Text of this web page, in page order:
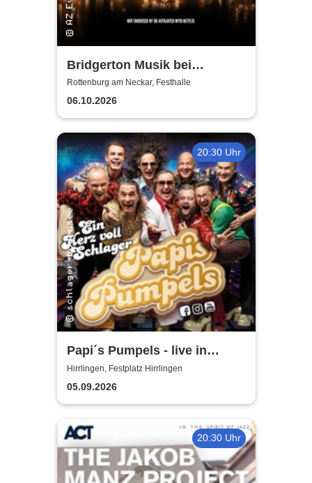
Bridgerton Musik bei
Kerzenschein
Rottenburg am Neckar, Festhalle
06.10.2026
20:30 Uhr
Papi´s Pumpels - live in
Hirrlingen
Hirrlingen, Festplatz Hirrlingen
05.09.2026
20:30 Uhr